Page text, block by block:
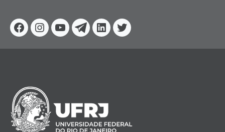
Facebook
Instagram
YoutubeTelegram
Linkedin
Twitter